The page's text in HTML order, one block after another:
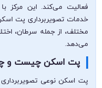
فعالیت می‌کند. این مرکز با
خدمات تصویربرداری پت
مختلف، از جمله سرطان،
می‌دهد.
پت اسکن چیست و چه
پت اسکن نوعی